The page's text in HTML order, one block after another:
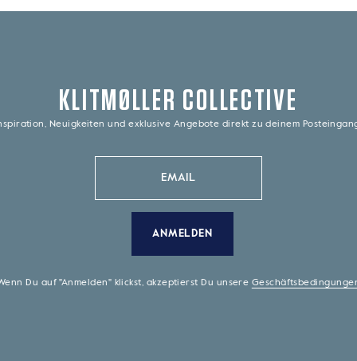
KLITMØLLER COLLECTIVE
Neuigkeiten und exklusive Angebote direkt zu deinem
ANMELDEN
Du auf "Anmelden" klickst, akzeptierst Du unsere